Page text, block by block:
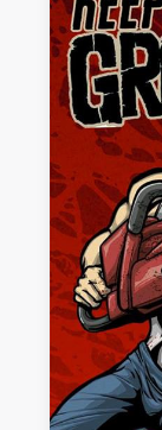
PREMIEREK
KULT
MÁSVILÁG
BLOG